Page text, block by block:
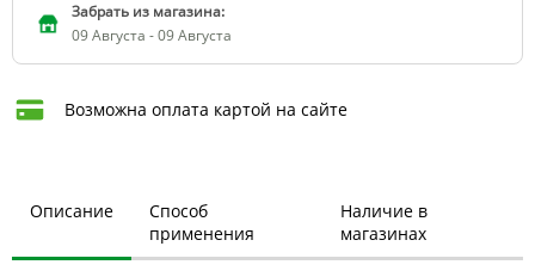
Забрать из магазина:
09 Августа - 09 Августа
Возможна оплата картой на сайте
Описание
Способ
применения
Наличие в
магазинах